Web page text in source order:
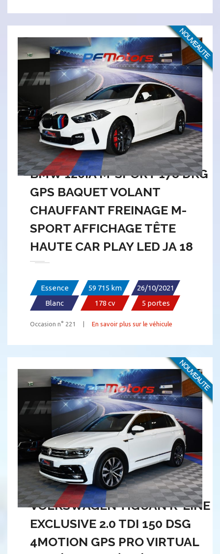
BMW 120IA M-SPORT 178 DKG
GPS BAQUET VOLANT
CHAUFFANT FREINAGE M-
SPORT AFFICHAGE TÊTE
HAUTE CAR PLAY LED JA 18
Essence 59 715 km
26/10/2021
Blanc
178 cv 5 portes
Occasion n° 221 | En savoir plus sur le véhicule
VOLKSWAGEN TIGUAN R-LINE
EXCLUSIVE 2.0 TDI 150 DSG
4MOTION GPS PRO VIRTUAL